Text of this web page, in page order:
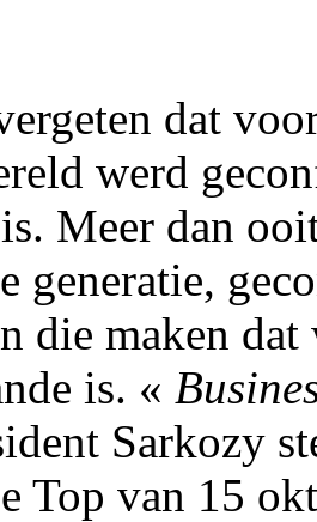
dat
werd
Meer dan
generatie,
die maken
is. «
Sarkozy
Top van 15